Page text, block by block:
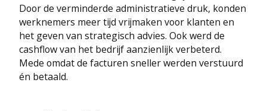
Door de verminderde administratieve druk, konden
werknemers meer tijd vrijmaken voor klanten en
het geven van strategisch advies. Ook werd de
cashflow van het bedrijf aanzienlijk verbeterd.
Mede omdat de facturen sneller werden verstuurd
én betaald.